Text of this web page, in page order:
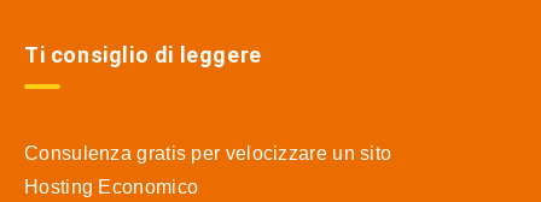
Ti consiglio di leggere
Consulenza gratis per velocizzare un sito
Hosting Economico